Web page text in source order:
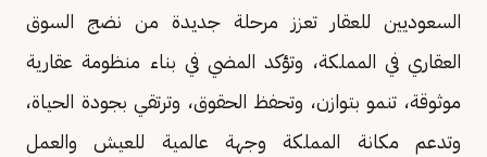
السعوديين للعقار تعزز مرحلة جديدة من نضج السوق
العقاري في المملكة، وتؤكد المضي في بناء منظومة عقارية
موثوقة، تنمو بتوازن، وتحفظ الحقوق، وترتقي بجودة الحياة،
وتدعم مكانة المملكة وجهة عالمية للعيش والعمل